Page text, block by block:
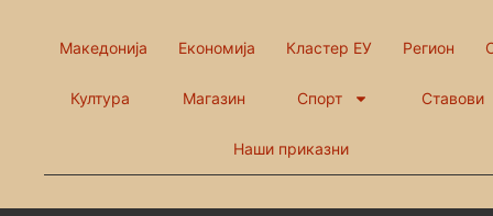
Македонија Економија Кластер ЕУ Регион
Култура Магазин Спорт Ставови
Наши приказни